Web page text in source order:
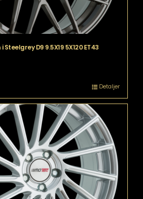
Steelgrey D9 9.5X19 5X120 ET43
Detaljer